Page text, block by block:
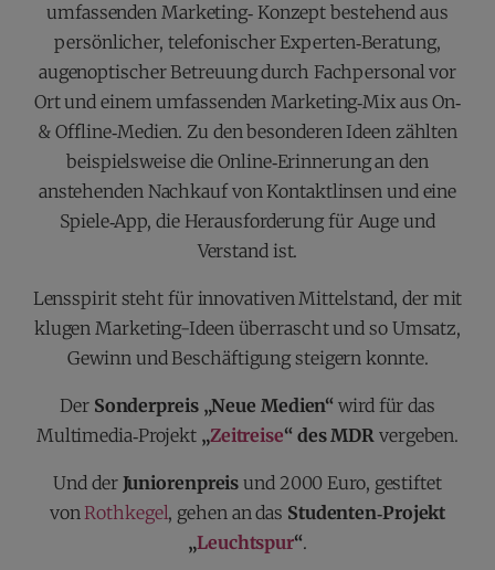
umfassenden Marketing‐ Konzept bestehend aus
persönlicher, telefonischer Experten‐Beratung,
augenoptischer Betreuung durch Fachpersonal vor
Ort und einem umfassenden Marketing‐Mix aus On‐
& Offline‐Medien. Zu den besonderen Ideen zählten
beispielsweise die Online‐Erinnerung an den
anstehenden Nachkauf von Kontaktlinsen und eine
Spiele‐App, die Herausforderung für Auge und
Verstand ist.
Lensspirit steht für innovativen Mittelstand, der mit
klugen Marketing-Ideen überrascht und so Umsatz,
Gewinn und Beschäftigung steigern konnte.
Der Sonderpreis „Neue Medien“ wird für das
Multimedia‐Projekt „Zeitreise“ des MDR vergeben.
Und der Juniorenpreis und 2000 Euro, gestiftet
vonRothkegel, gehen an das Studenten‐Projekt
„Leuchtspur“.